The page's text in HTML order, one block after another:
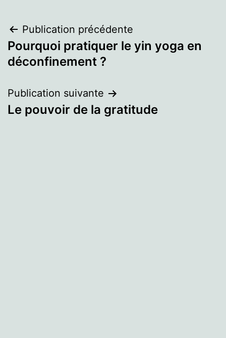
Navigation
de
Publication précédente
Pourquoi pratiquer le yin yoga en
déconfinement ?
Publication suivante
Le pouvoir de la gratitude